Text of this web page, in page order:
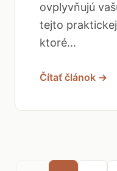
ovplyvňujú
tejto
ktoré...
Čítať článok →